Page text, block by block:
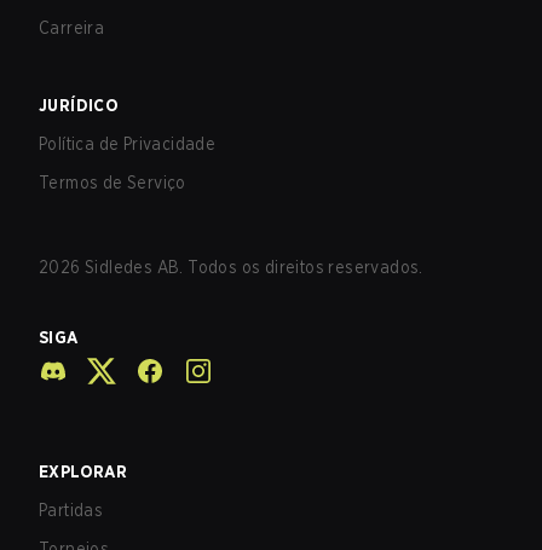
Carreira
JURÍDICO
Política de Privacidade
Termos de Serviço
2026 Sidledes AB. Todos os direitos reservados.
SIGA
EXPLORAR
Partidas